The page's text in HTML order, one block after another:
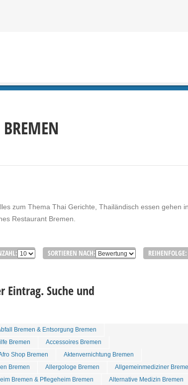
zum Thema Thai Gerichte Thailändisch essen gehen
Restaurant Bremen.
SORTIEREN NACH: REIHENFOLGE:
Eintrag. Suche und
Bremen & Entsorgung Bremen
Bremen
Accessoires Bremen
Shop Bremen
Aktenvernichtung Bremen
Bremen Allergologe Bremen
Allgemeinmediziner
Bremen & Pflegeheim Bremen
Alternative Medizin Bremen